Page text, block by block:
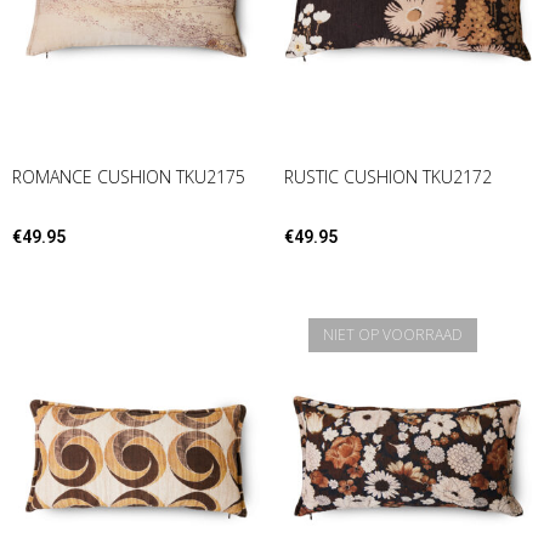
ROMANCE CUSHION TKU2175
€49.95
RUSTIC CUSHION TKU2172
€49.95
NIET OP VOORRAAD